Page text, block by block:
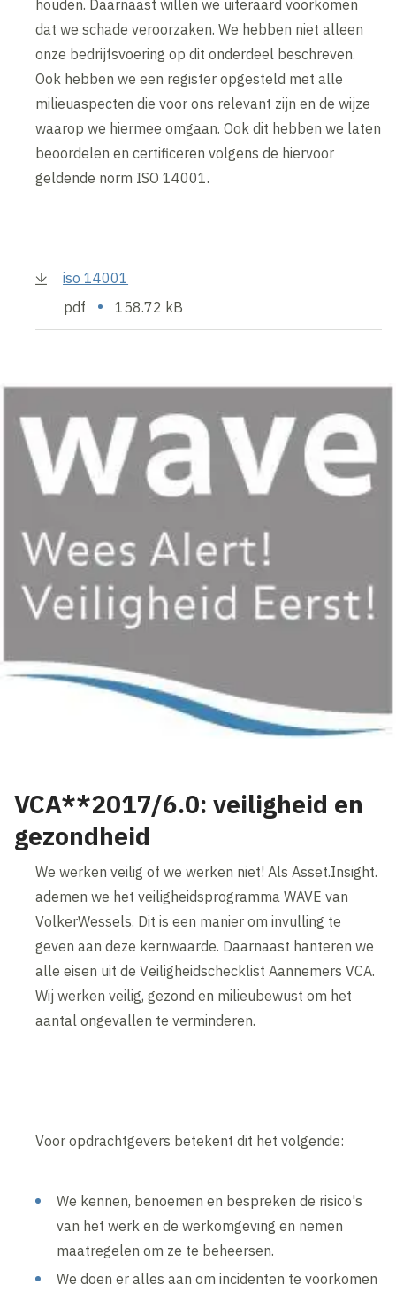
houden. Daarnaast willen we uiteraard voorkomen
dat we schade veroorzaken. We hebben niet alleen
onze bedrijfsvoering op dit onderdeel beschreven.
Ook hebben we een register opgesteld met alle
milieuaspecten die voor ons relevant zijn en de wijze
waarop we hiermee omgaan. Ook dit hebben we laten
beoordelen en certificeren volgens de hiervoor
geldende norm ISO 14001.
iso 14001
pdf
• 158.72 kB
VCA**2017/6.0: veiligheid en
gezondheid
We werken veilig of we werken niet! Als Asset.Insight.
ademen we het veiligheidsprogramma WAVE van
VolkerWessels. Dit is een manier om invulling te
geven aan deze kernwaarde. Daarnaast hanteren we
alle eisen uit de Veiligheidschecklist Aannemers VCA.
Wij werken veilig, gezond en milieubewust om het
aantal ongevallen te verminderen.
Voor opdrachtgevers betekent dit het volgende:
We kennen, benoemen en bespreken de risico's
van het werk en de werkomgeving en nemen
maatregelen om ze te beheersen.
We doen er alles aan om incidenten te voorkomen